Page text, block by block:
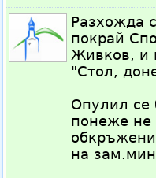
Разхожда
покрай
Живков, и
"Стол,
Опулил се
понеже не
на